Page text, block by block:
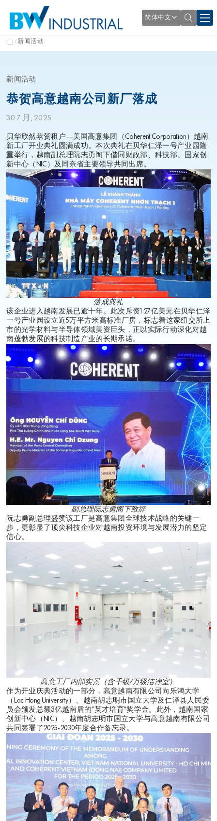
简体中文
新闻活动
新闻活动
恭贺高意越南公司新厂落成
30 7 月, 2025
贝华欣然恭贺租户——美国高意集团（Coherent Corporation）越南
新工厂开业典礼圆满成功。本次典礼在贝华仁泽一号产业园隆
重举行，越南副总理阮志勇阁下偕同财政部、科技部、国家创
新中心（NIC）及同奈省主要领导共同出席。
落成典礼
该企业进入越南发展已逾十年。此次斥资1.27亿美元在贝华仁泽
一号产业园设立近5万平方米高标准厂房，标志着这家纽交所上
市的光学材料与半导体领域美资巨头，正以实际行动深化对越
南蓬勃发展的科技制造产业的长期承诺。
副总理阮志勇阁下致辞
阮志勇副总理盛赞该工厂是高意集团全球技术战略的关键一
步，更彰显了顶尖科技企业对越南投资环境与发展潜力的坚定
信心。
高意工厂内部实景（含千级/万级洁净室）
作为开业庆典活动的一部分，高意越南有限公司向乐鸿大学
（Lac Hong University）、越南胡志明市国立大学及仁泽县人民委
员会颁发总额3亿越南盾的”英才培育”奖学金。此外，越南国家
创新中心（NIC）、越南胡志明市国立大学与高意越南有限公司
共同签署了2025-2030年度合作备忘录。